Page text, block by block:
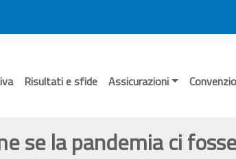
Risultati e sfide Assicurazioni
se la pandemia ci